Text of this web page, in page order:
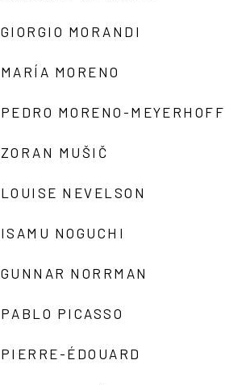
GIORGIO MORANDI
MARÍA MORENO
PEDRO MORENO-MEYERHOFF
ZORAN MUŠIČ
LOUISE NEVELSON
ISAMU NOGUCHI
GUNNAR NORRMAN
PABLO PICASSO
PIERRE-ÉDOUARD